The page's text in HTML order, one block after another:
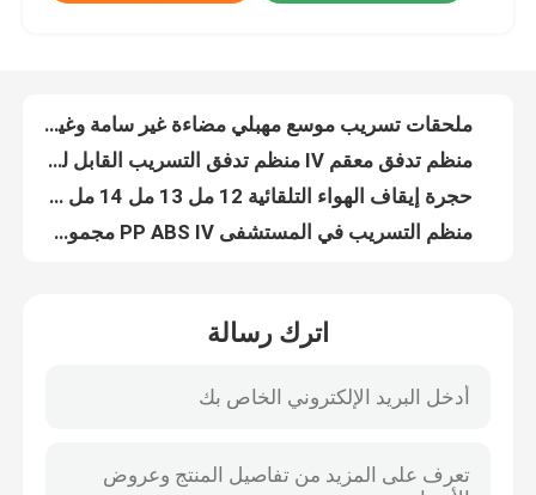
اتصل بنا
مطاط السيليكون الطبي
سدادة مطاطية طبية
مكبس حقنة مطاطية
7 مل 8 مل 10 مل مجموعة التسريب المتاح مع غرفة التنقيط
8 مللي 10 مللي 12 مللي IV مجموعة غرفة التنقيط للإسقاط بالتساوي والغرض من التهوية
20 قطرة 60 قطرة غرفة Microdrip IV حجرة التنقيط الأنبوبية
1.5 مل 2.25 مل 3 مل 5 مل حقنة مملوءة مسبقًا 1 مل حقنة الأنسولين CE الموافقة
اترك رسالة